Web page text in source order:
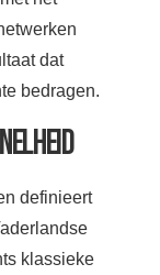
dat
bedragen.
definieert
klassieke